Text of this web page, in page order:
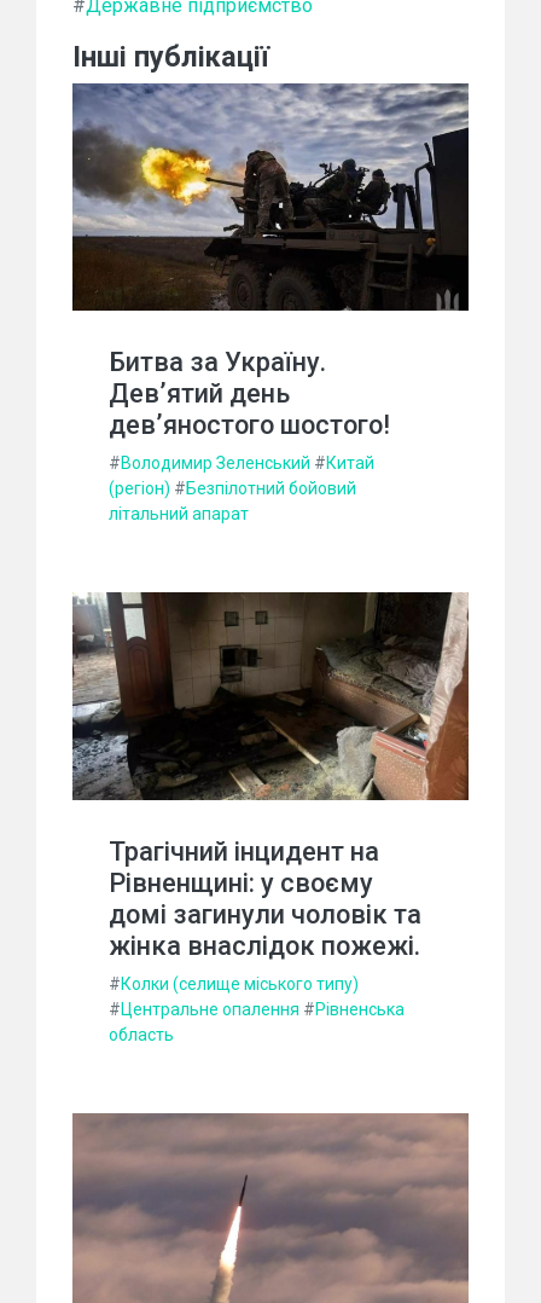
#Державне підприємство
Інші публікації
Битва за Україну.
Дев’ятий день
дев’яностого шостого!
#Володимир Зеленський #Китай
(регіон) #Безпілотний бойовий
літальний апарат
Трагічний інцидент на
Рівненщині: у своєму
домі загинули чоловік та
жінка внаслідок пожежі.
#Колки (селище міського типу)
#Центральне опалення #Рівненська
область